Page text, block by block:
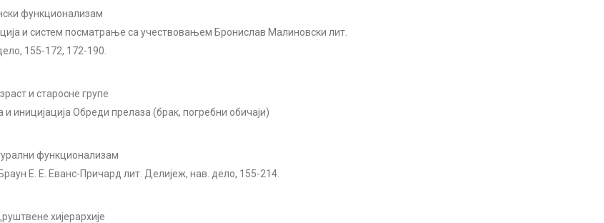
функционализам
и систем посматрање са учествовањем Бронислав Малиновски лит.
155-172, 172-190.
и старосне групе
и иницијација Обреди прелаза (брак, погребни обичаји)
функционализам
Е. Е. Еванс-Причард лит. Делијеж, нав. дело, 155-214.
хијерархије